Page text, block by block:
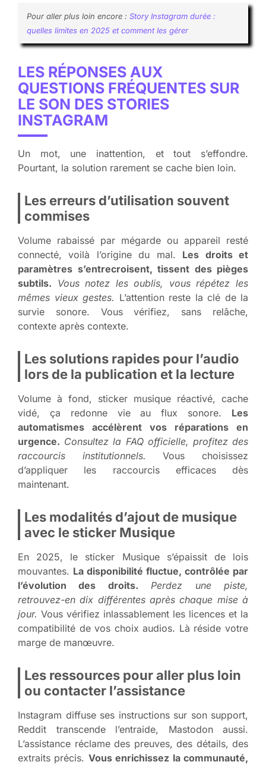
Pour aller plus loin encore : Story Instagram durée :
quelles limites en 2025 et comment les gérer
LES RÉPONSES AUX
QUESTIONS FRÉQUENTES SUR
LE SON DES STORIES
INSTAGRAM
Un mot, une inattention, et tout s’effondre.
Pourtant, la solution rarement se cache bien loin.
Les erreurs d’utilisation souvent
commises
Volume rabaissé par mégarde ou appareil resté
connecté, voilà l’origine du mal. Les droits et
paramètres s’entrecroisent, tissent des pièges
subtils. Vous notez les oublis, vous répétez les
mêmes vieux gestes. L’attention reste la clé de la
survie sonore. Vous vérifiez, sans relâche,
contexte après contexte.
Les solutions rapides pour l’audio
lors de la publication et la lecture
Volume à fond, sticker musique réactivé, cache
vidé, ça redonne vie au flux sonore. Les
automatismes accélèrent vos réparations en
urgence. Consultez la FAQ officielle, profitez des
raccourcis institutionnels. Vous choisissez
d’appliquer les raccourcis efficaces dès
maintenant.
Les modalités d’ajout de musique
avec le sticker Musique
En 2025, le sticker Musique s’épaissit de lois
mouvantes. La disponibilité fluctue, contrôlée par
l’évolution des droits.
Perdez une piste,
retrouvez-en dix différentes après chaque mise à
jour. Vous vérifiez inlassablement les licences et la
compatibilité de vos choix audios. Là réside votre
marge de manœuvre.
Les ressources pour aller plus loin
ou contacter l’assistance
Instagram diffuse ses instructions sur son support,
Reddit transcende l’entraide, Mastodon aussi.
L’assistance réclame des preuves, des détails, des
extraits précis. Vous enrichissez la communauté,